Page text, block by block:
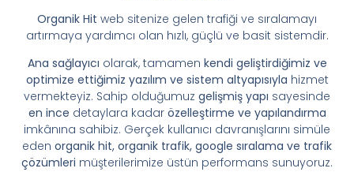
Organik Hit web sitenize gelen trafiği ve sıralamayı
artırmaya yardımcı olan hızlı, güçlü ve basit sistemdir.
Ana sağlayıcı olarak, tamamen kendi geliştirdiğimiz ve
optimize ettiğimiz yazılım ve sistem altyapısıyla hizmet
vermekteyiz. Sahip olduğumuz gelişmiş yapı sayesinde
en ince detaylara kadar özelleştirme ve yapılandırma
imkânına sahibiz. Gerçek kullanıcı davranışlarını simüle
eden organik hit, organik trafik, google sıralama ve trafik
çözümleri müşterilerimize üstün performans sunuyoruz.